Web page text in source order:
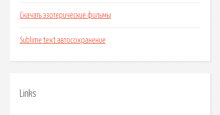
Скачать эзотерические фильмы
Sublime text автосохранение
Links